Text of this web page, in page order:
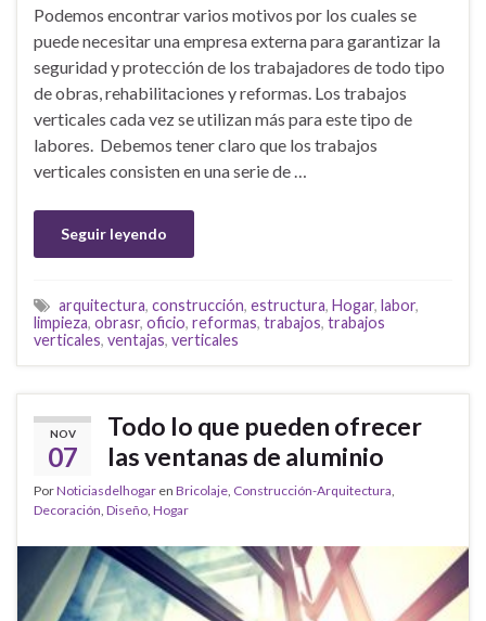
Podemos encontrar varios motivos por los cuales se
puede necesitar una empresa externa para garantizar la
seguridad y protección de los trabajadores de todo tipo
de obras, rehabilitaciones y reformas. Los trabajos
verticales cada vez se utilizan más para este tipo de
labores. Debemos tener claro que los trabajos
verticales consisten en una serie de …
Seguir leyendo
arquitectura, construcción, estructura, Hogar, labor,
limpieza, obrasr, oficio, reformas, trabajos, trabajos
verticales, ventajas, verticales
NOV
07
Todo lo que pueden ofrecer
las ventanas de aluminio
PorNoticiasdelhogar en Bricolaje Construcción-Arquitectura
Decoración Diseño Hogar